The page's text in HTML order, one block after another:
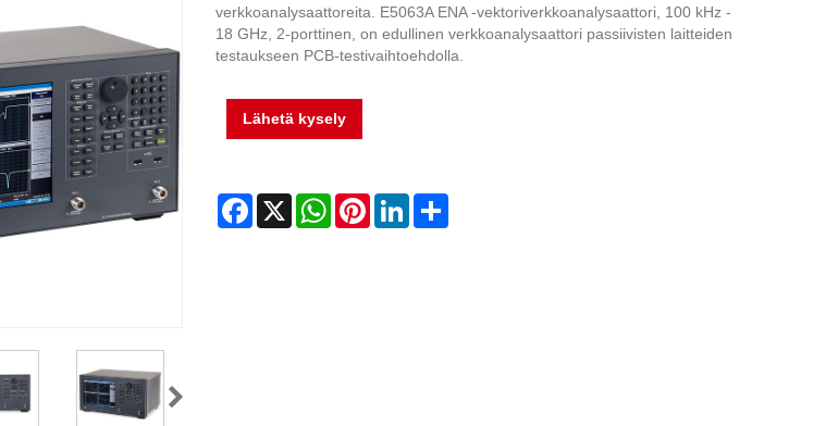
verkkoanalysaattoreita. E5063A ENA -vektoriverkkoanalysaattori, 100 kHz -
18 GHz, 2-porttinen, on edullinen verkkoanalysaattori passiivisten laitteiden
testaukseen PCB-testivaihtoehdolla.
Lähetä kysely
Facebook
X WhatsAppPinterestLinkedInShare